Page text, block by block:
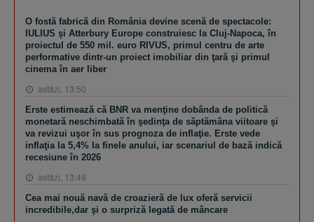
O fostă fabrică din România devine scenă de spectacole:
IULIUS şi Atterbury Europe construiesc la Cluj-Napoca, în
proiectul de 550 mil. euro RIVUS, primul centru de arte
performative dintr-un proiect imobiliar din ţară şi primul
cinema în aer liber
astăzi, 13:50
Erste estimează că BNR va menţine dobânda de politică
monetară neschimbată în şedinţa de săptămâna viitoare şi
va revizui uşor în sus prognoza de inflaţie. Erste vede
inflaţia la 5,4% la finele anului, iar scenariul de bază indică
recesiune în 2026
astăzi, 13:49
Cea mai nouă navă de croazieră de lux oferă servicii
incredibile,dar şi o surpriză legată de mâncare